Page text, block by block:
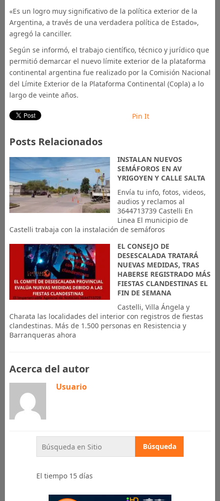
«Es un logro muy significativo de la política exterior de la
Argentina, a través de una verdadera política de Estado»,
agregó la canciller.
Según se informó, el trabajo científico, técnico y jurídico que
permitió demarcar el nuevo límite exterior de la plataforma
continental argentina fue realizado por la Comisión Nacional
del Límite Exterior de la Plataforma Continental (Copla) a lo
largo de veinte años.
Pin It
Posts Relacionados
INSTALAN NUEVOS
SEMÁFOROS EN AV
YRIGOYEN Y CALLE SALTA
Envía tu info, fotos, videos,
audios y reclamos al
3644713739 Castelli En
Linea El municipio de
Castelli trabaja con la instalación de semáforos
EL CONSEJO DE
DESESCALADA TRATARÁ
NUEVAS MEDIDAS, TRAS
HABERSE REGISTRADO MÁS
FIESTAS CLANDESTINAS EL
FIN DE SEMANA
Castelli, Villa Ángela y
Charata las localidades del interior con registros de fiestas
clandestinas. Más de 1.500 personas en Resistencia y
Barranqueras ahora
Acerca del autor
Usuario
El tiempo 15 días